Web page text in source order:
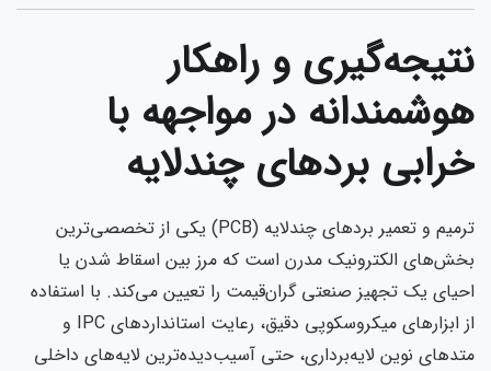
نتیجه‌گیری و راهکار
هوشمندانه در مواجهه با
خرابی بردهای چندلایه
ترمیم و تعمیر بردهای چندلایه (PCB) یکی از تخصصی‌ترین
بخش‌های الکترونیک مدرن است که مرز بین اسقاط شدن یا
احیای یک تجهیز صنعتی گران‌قیمت را تعیین می‌کند. با استفاده
از ابزارهای میکروسکوپی دقیق، رعایت استانداردهای IPC و
متدهای نوین لایه‌برداری، حتی آسیب‌دیده‌ترین لایه‌های داخلی